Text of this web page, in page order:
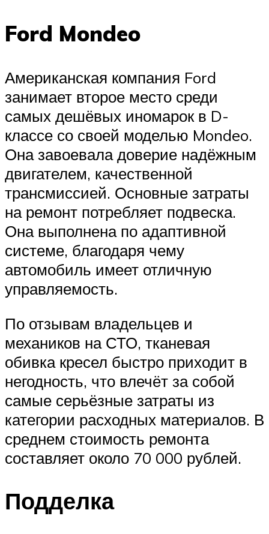
Ford Mondeo
Американская компания Ford
занимает второе место среди
самых дешёвых иномарок в D-
классе со своей моделью Mondeo.
Она завоевала доверие надёжным
двигателем, качественной
трансмиссией. Основные затраты
на ремонт потребляет подвеска.
Она выполнена по адаптивной
системе, благодаря чему
автомобиль имеет отличную
управляемость.
По отзывам владельцев и
механиков на СТО, тканевая
обивка кресел быстро приходит в
негодность, что влечёт за собой
самые серьёзные затраты из
категории расходных материалов. В
среднем стоимость ремонта
составляет около 70 000 рублей.
Подделка